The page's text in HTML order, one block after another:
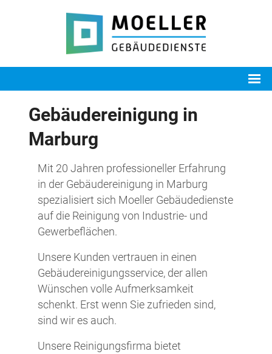
Gebäudereinigung in
Marburg
Mit 20 Jahren professioneller Erfahrung
in der Gebäudereinigung in Marburg
spezialisiert sich Moeller Gebäudedienste
auf die Reinigung von Industrie- und
Gewerbeflächen.
Unsere Kunden vertrauen in einen
Gebäudereinigungsservice, der allen
Wünschen volle Aufmerksamkeit
schenkt. Erst wenn Sie zufrieden sind,
sind wir es auch.
Unsere Reinigungsfirma bietet